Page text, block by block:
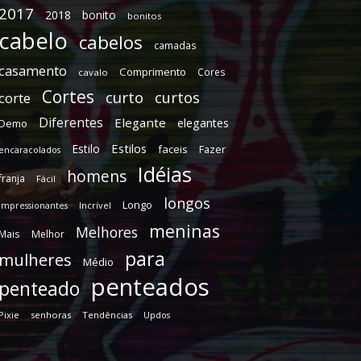
2018 bonito bonitos
cabelos camadas
cavalo Comprimento Cores
Cortes curto curtos
Diferentes Elegante elegantes
Estilo Estilos faceis Fazer
Fácil homens Idéias
Incrível Longo longos
Melhor Melhores meninas
Médio para
penteados
senhoras Tendências Updos